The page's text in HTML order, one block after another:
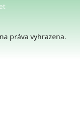
práva vyhrazena.